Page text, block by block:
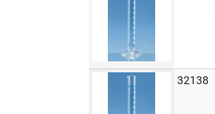
32138